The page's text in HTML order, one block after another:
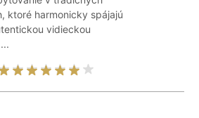
ktoré harmonicky spájajú
vidieckou